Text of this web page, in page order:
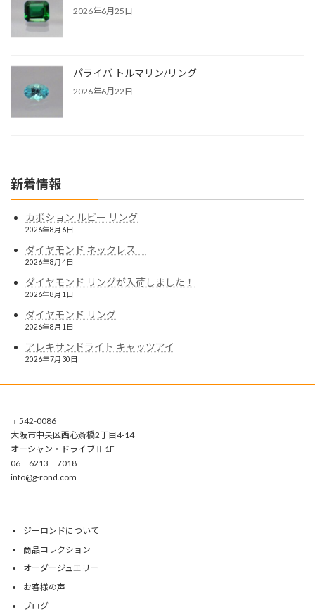
2026年6月25日
パライバ トルマリン/リング
2026年6月22日
新着情報
カボション ルビー リング
2026年8月6日
ダイヤモンド ネックレス
2026年8月4日
ダイヤモンド リングが入荷しました！
2026年8月1日
ダイヤモンド リング
2026年8月1日
アレキサンドライト キャッツアイ
2026年7月30日
〒542-0086
大阪市中央区西心斎橋2丁目4-14
オーシャン・ドライブⅡ 1F
06－6213－7018
info@g-rond.com
ジーロンドについて
商品コレクション
オーダージュエリー
お客様の声
ブログ